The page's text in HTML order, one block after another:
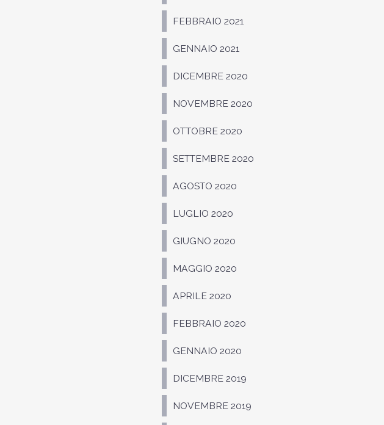
FEBBRAIO 2021
GENNAIO 2021
DICEMBRE 2020
NOVEMBRE 2020
OTTOBRE 2020
SETTEMBRE 2020
AGOSTO 2020
LUGLIO 2020
GIUGNO 2020
MAGGIO 2020
APRILE 2020
FEBBRAIO 2020
GENNAIO 2020
DICEMBRE 2019
NOVEMBRE 2019